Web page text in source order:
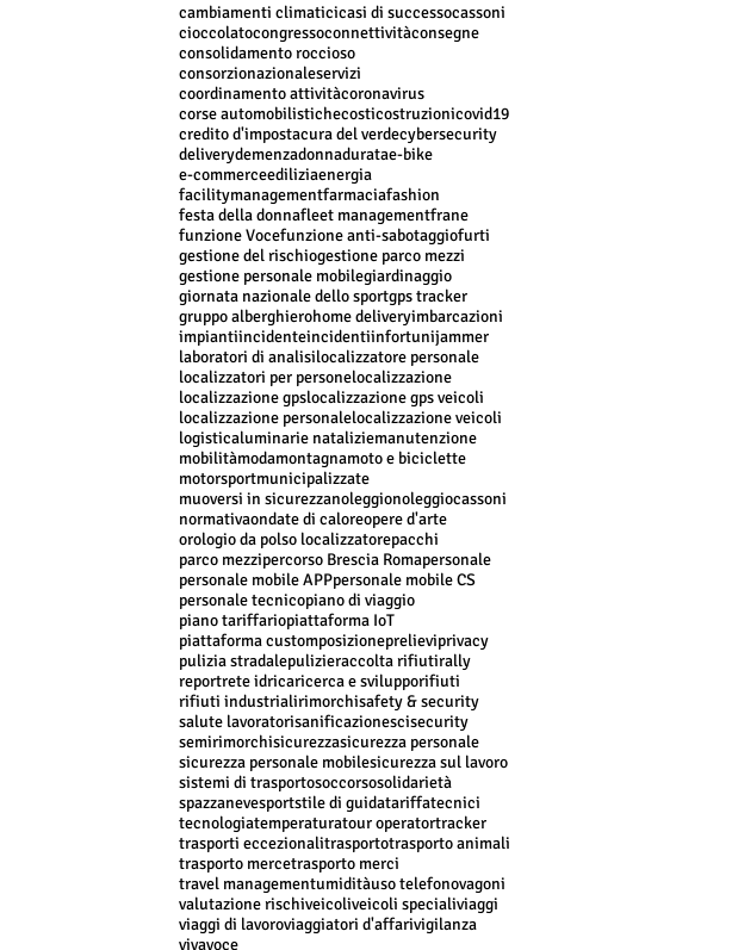
cambiamenti climaticicasi di successocassoni
cioccolatocongressoconnettivitàconsegne
consolidamento roccioso
consorzionazionaleservizi
coordinamento attivitàcoronavirus
corse automobilistichecosticostruzionicovid19
credito d'impostacura del verdecybersecurity
deliverydemenzadonnaduratae-bike
e-commerceediliziaenergia
facilitymanagementfarmaciafashion
festa della donnafleet managementfrane
funzione Vocefunzione anti-sabotaggiofurti
gestione del rischiogestione parco mezzi
gestione personale mobilegiardinaggio
giornata nazionale dello sportgps tracker
gruppo alberghierohome deliveryimbarcazioni
impiantiincidenteincidentiinfortunijammer
laboratori di analisilocalizzatore personale
localizzatori per personelocalizzazione
localizzazione gpslocalizzazione gps veicoli
localizzazione personalelocalizzazione veicoli
logisticaluminarie nataliziemanutenzione
mobilitàmodamontagnamoto e biciclette
motorsportmunicipalizzate
muoversi in sicurezzanoleggionoleggiocassoni
normativaondate di caloreopere d'arte
orologio da polso localizzatorepacchi
parco mezzipercorso Brescia Romapersonale
personale mobile APPpersonale mobile CS
personale tecnicopiano di viaggio
piano tariffariopiattaforma IoT
piattaforma customposizioneprelieviprivacy
pulizia stradalepulizieraccolta rifiutirally
reportrete idricaricerca e svilupporifiuti
rifiuti industrialirimorchisafety & security
salute lavoratorisanificazionescisecurity
semirimorchisicurezzasicurezza personale
sicurezza personale mobilesicurezza sul lavoro
sistemi di trasportosoccorsosolidarietà
spazzanevesportstile di guidatariffatecnici
tecnologiatemperaturatour operatortracker
trasporti eccezionalitrasportotrasporto animali
trasporto mercetrasporto merci
travel managementumiditàuso telefonovagoni
valutazione rischiveicoliveicoli specialiviaggi
viaggi di lavoroviaggiatori d'affarivigilanza
vivavoce